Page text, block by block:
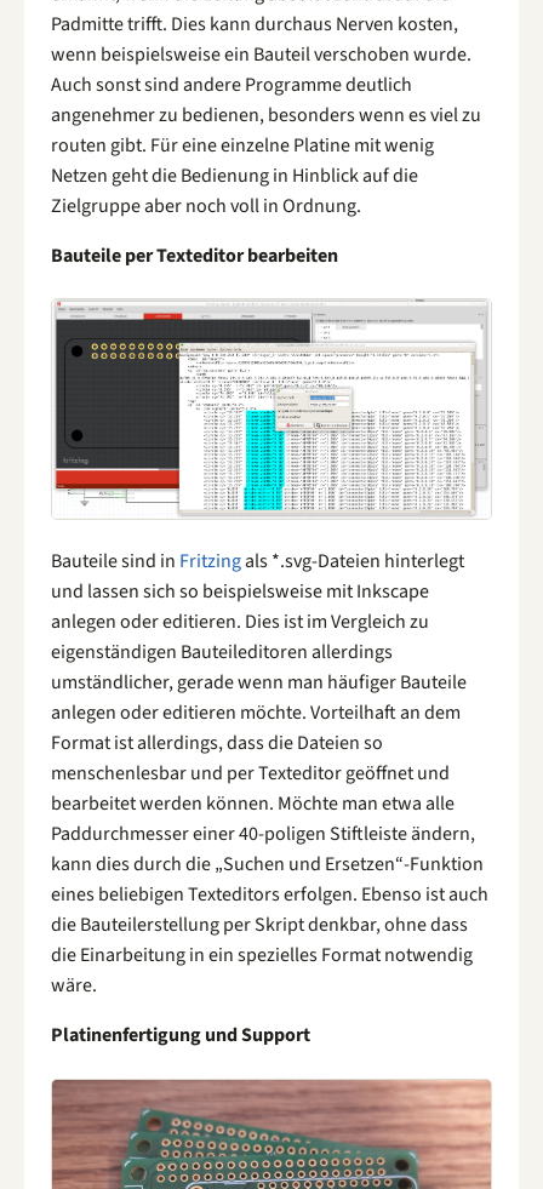
Padmitte trifft. Dies kann durchaus Nerven kosten,
wenn beispielsweise ein Bauteil verschoben wurde.
Auch sonst sind andere Programme deutlich
angenehmer zu bedienen, besonders wenn es viel zu
routen gibt. Für eine einzelne Platine mit wenig
Netzen geht die Bedienung in Hinblick auf die
Zielgruppe aber noch voll in Ordnung.
Bauteile per Texteditor bearbeiten
Bauteile sind in Fritzingals *.svg-Dateien hinterlegt
und lassen sich so beispielsweise mit Inkscape
anlegen oder editieren. Dies ist im Vergleich zu
eigenständigen Bauteileditoren allerdings
umständlicher, gerade wenn man häufiger Bauteile
anlegen oder editieren möchte. Vorteilhaft an dem
Format ist allerdings, dass die Dateien so
menschenlesbar und per Texteditor geöffnet und
bearbeitet werden können. Möchte man etwa alle
Paddurchmesser einer 40-poligen Stiftleiste ändern,
kann dies durch die „Suchen und Ersetzen“-Funktion
eines beliebigen Texteditors erfolgen. Ebenso ist auch
die Bauteilerstellung per Skript denkbar, ohne dass
die Einarbeitung in ein spezielles Format notwendig
wäre.
Platinenfertigung und Support